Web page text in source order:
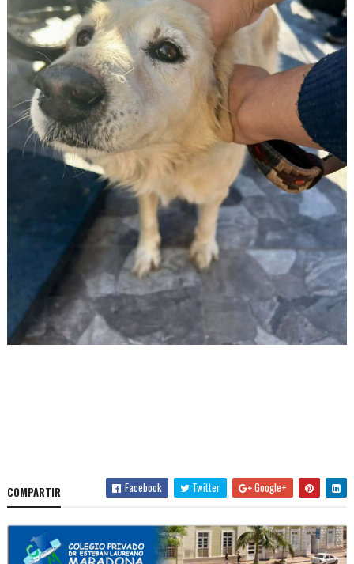
COMPARTIR Facebook Twitter Google+